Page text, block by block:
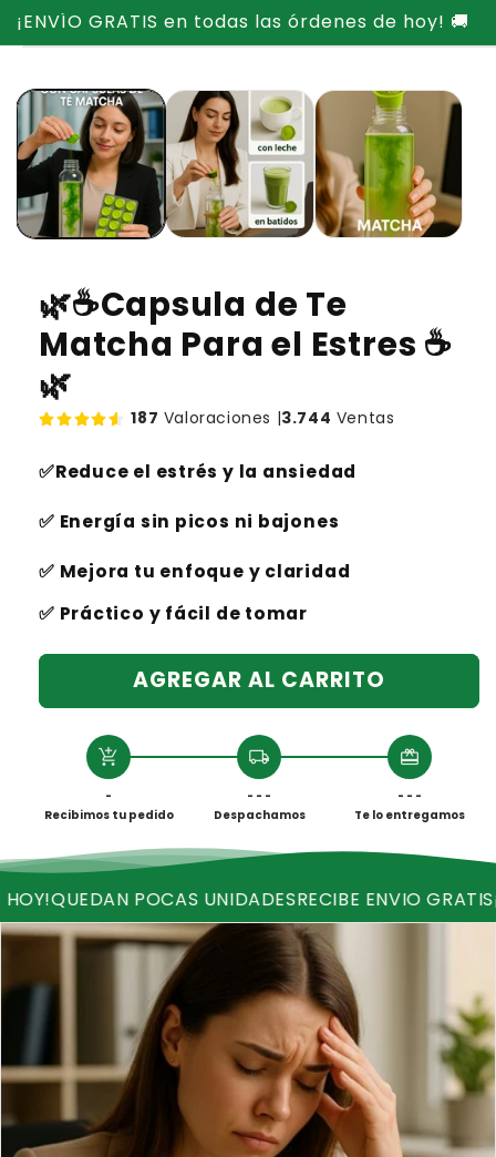
contenido
¡ENVÍO GRATIS en todas las órdenes de hoy! 🚚
producto
🌿☕Capsula de Te
Matcha Para el Estres ☕
🌿
187 Valoraciones |3.744 Ventas
✅Reduce el estrés y la ansiedad
✅ Energía sin picos ni bajones
✅ Mejora tu enfoque y claridad
✅ Práctico y fácil de tomar
AGREGAR AL CARRITO
add_shopping_cart
-
Recibimos tu pedido
local_shipping
- - -
Despachamos
redeem
- - -
Te lo entregamos
POCAS UNIDADESRECIBE ENVIO GRATIS¡OFERTA